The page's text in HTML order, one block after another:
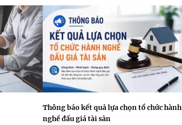
Thông báo kết quả lựa chọn tổ chức hành
nghề đấu giá tài sản